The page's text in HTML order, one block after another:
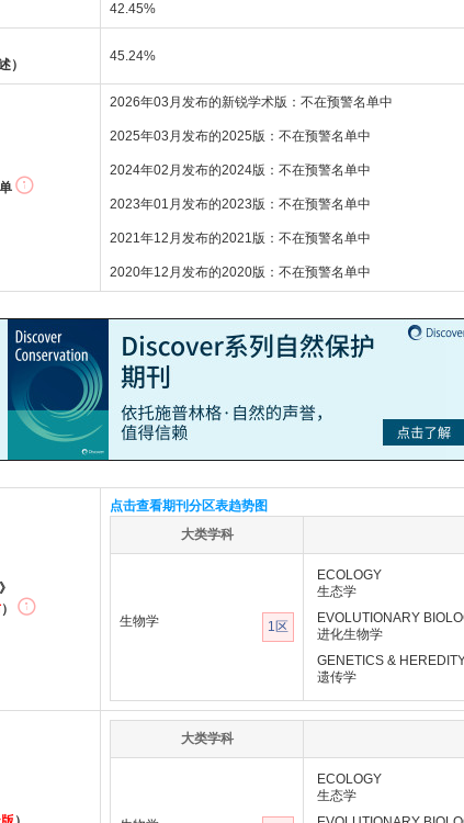
42.45%
）
45.24%
2026年03月发布的新锐学术版：不在预警名单中
2025年03月发布的2025版：不在预警名单中
2024年02月发布的2024版：不在预警名单中
2023年01月发布的2023版：不在预警名单中
2021年12月发布的2021版：不在预警名单中
2020年12月发布的2020版：不在预警名单中
）
点击查看期刊分区表趋势图
大类学科
生物学 1区
ECOLOGY
生态学
EVOLUTIONARY
进化生物学
GENETICS &
遗传学
大类学科
ECOLOGY
生态学